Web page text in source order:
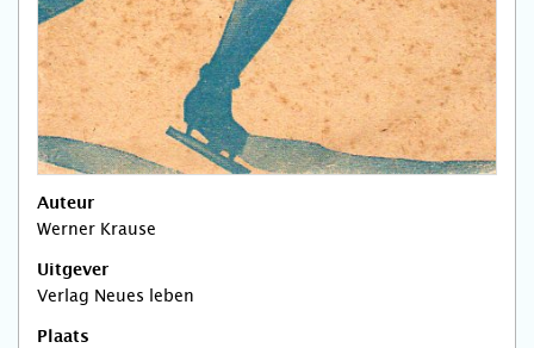
Auteur
Werner Krause
Uitgever
Verlag Neues leben
Plaats